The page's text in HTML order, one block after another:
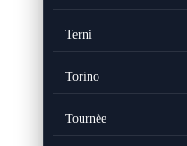
Terni
Torino
Tournèe